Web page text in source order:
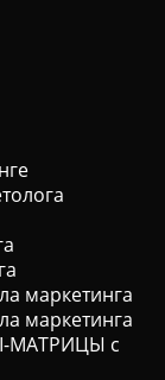
маркетинга
маркетинга
МАТРИЦЫ с